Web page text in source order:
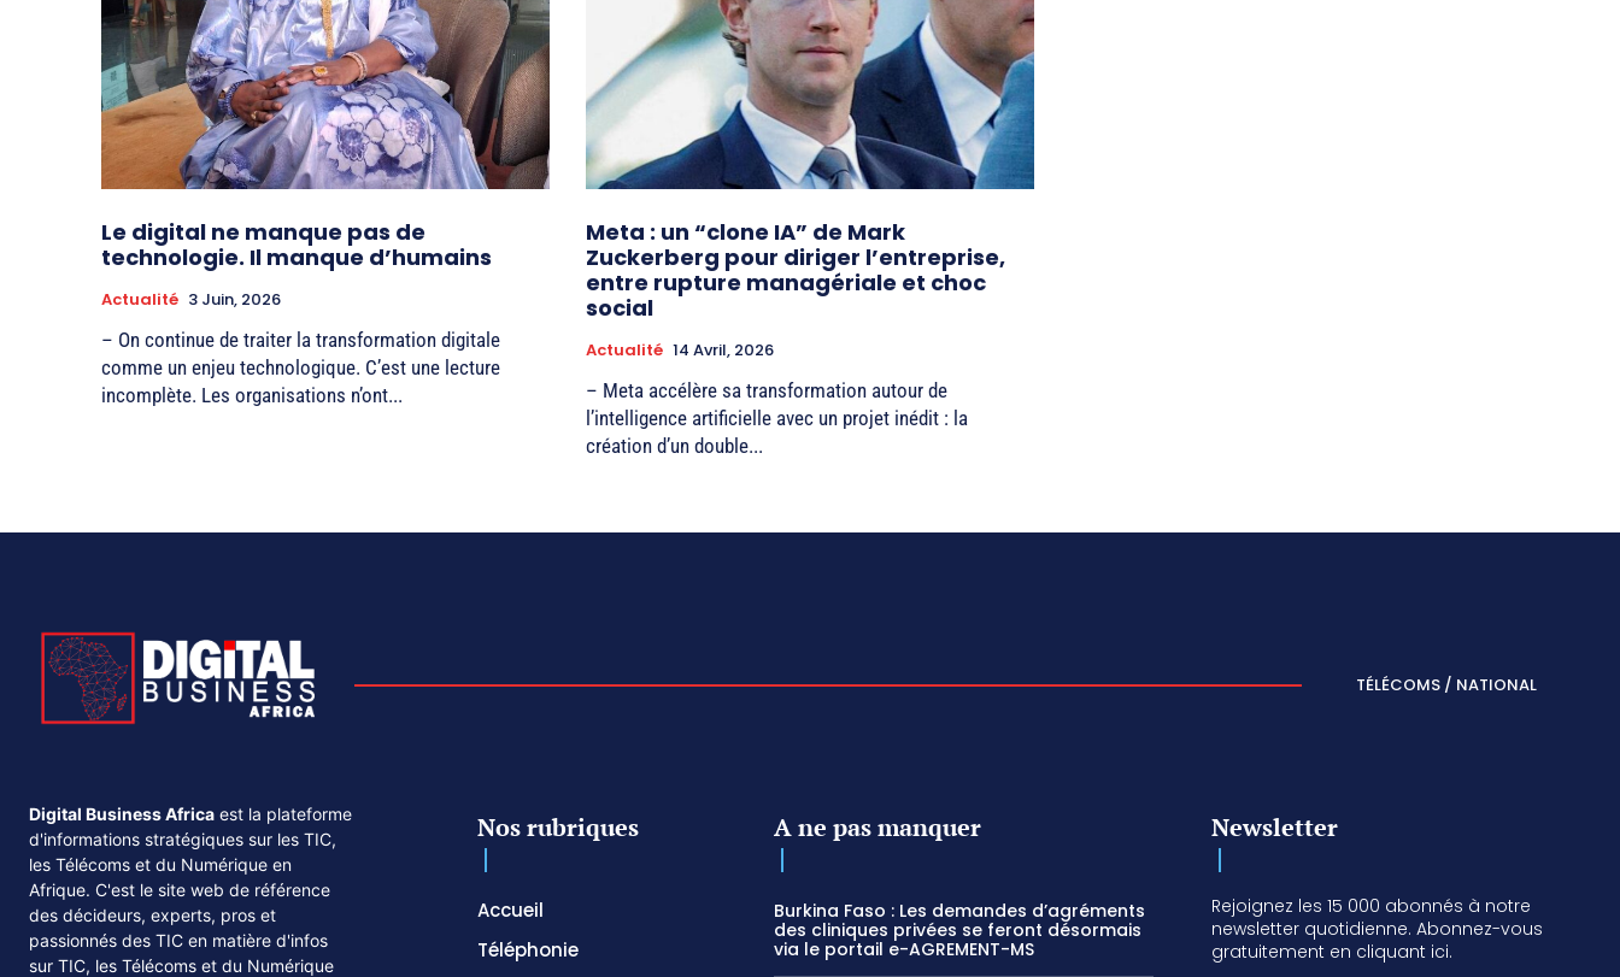
Le digital ne manque pas de
technologie. Il manque d’humains
Actualité 3 Juin, 2026
– On continue de traiter la transformation digitale
comme un enjeu technologique. C’est une lecture
incomplète. Les organisations n’ont...
Meta : un “clone IA” de Mark
Zuckerberg pour diriger l’entreprise,
entre rupture managériale et choc
social
Actualité 14 Avril, 2026
– Meta accélère sa transformation autour de
l’intelligence artificielle avec un projet inédit : la
création d’un double...
TÉLÉCOMS / NATIONAL
Digital Business Africa est la plateforme
d'informations stratégiques sur les TIC,
les Télécoms et du Numérique en
Afrique. C'est le site web de référence
des décideurs, experts, pros et
passionnés des TIC en matière d'infos
sur TIC, les Télécoms et du Numérique
Nos rubriques
Accueil
Téléphonie
A ne pas manquer
Burkina Faso : Les demandes d’agréments
des cliniques privées se feront désormais
via le portail e-AGREMENT-MS
Newsletter
Rejoignez les 15 000 abonnés à notre
newsletter quotidienne. Abonnez-vous
gratuitement en cliquant ici.